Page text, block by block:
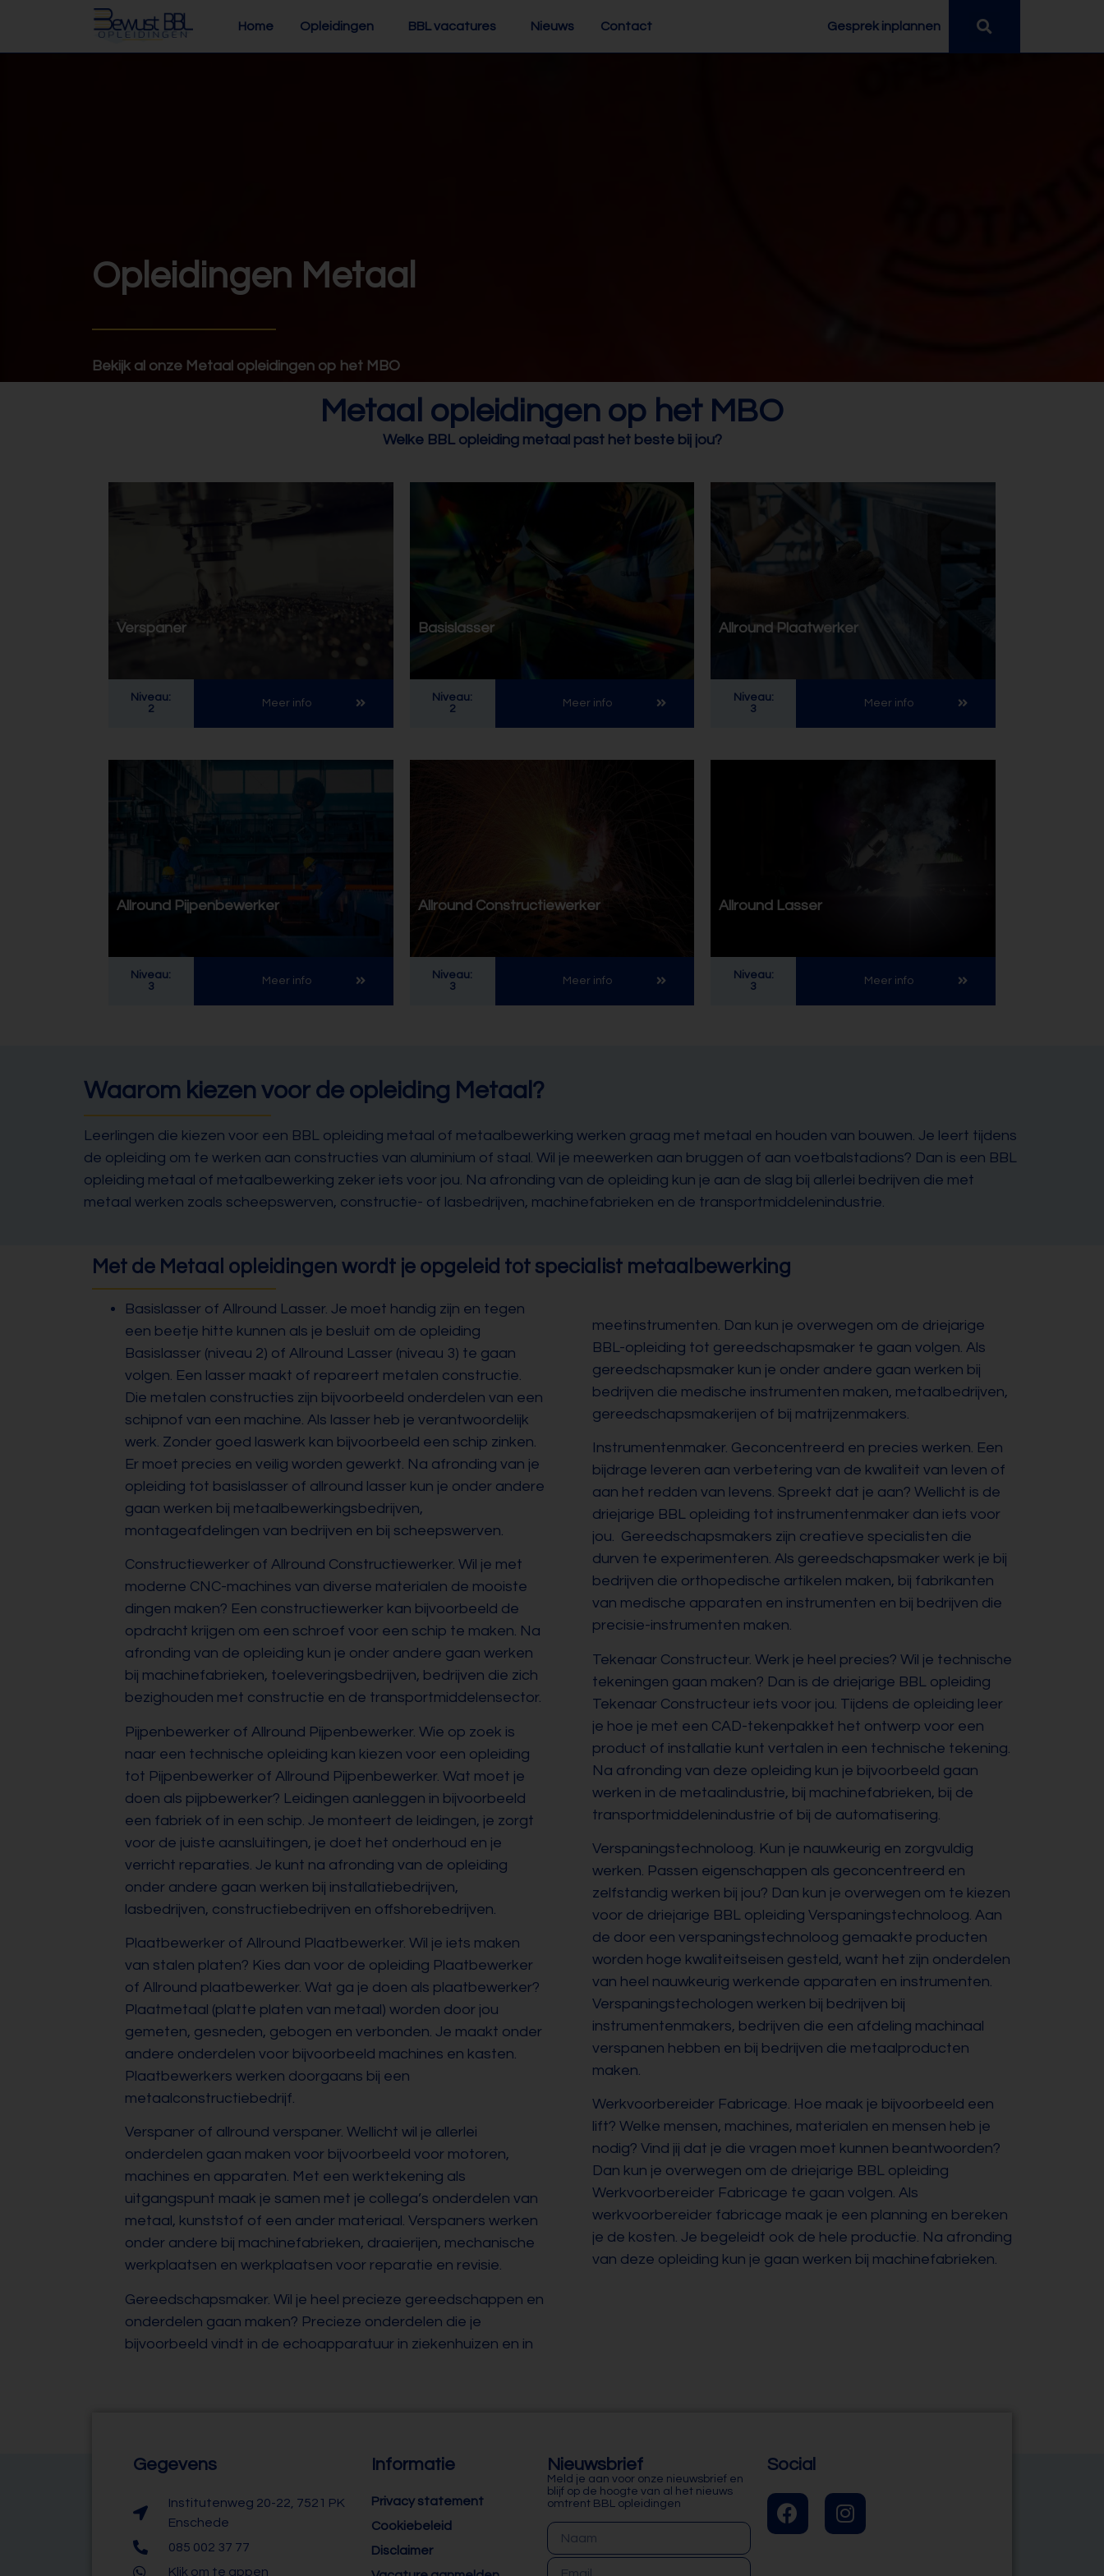
Home Opleidingen BBL vacatures Nieuws Contact Gesprek inplannen
Opleidingen Metaal
Bekijk al onze Metaal opleidingen op het MBO
Metaal opleidingen op het MBO
Welke BBL opleiding metaal past het beste bij jou?
Verspaner
Niveau:
2
Meer info
Basislasser
Niveau:
2
Meer info
Allround Plaatwerker
Niveau:
3
Meer info
Allround Pijpenbewerker
Niveau:
3
Meer info
Allround Constructiewerker
Niveau:
3
Meer info
Allround Lasser
Niveau:
3
Meer info
Waarom kiezen voor de opleiding Metaal?
Leerlingen die kiezen voor een BBL opleiding metaal of metaalbewerking werken graag met metaal en houden van bouwen. Je leert tijdens
de opleiding om te werken aan constructies van aluminium of staal. Wil je meewerken aan bruggen of aan voetbalstadions? Dan is een BBL
opleiding metaal of metaalbewerking zeker iets voor jou. Na afronding van de opleiding kun je aan de slag bij allerlei bedrijven die met
metaal werken zoals scheepswerven, constructie- of lasbedrijven, machinefabrieken en de transportmiddelenindustrie.
Met de Metaal opleidingen wordt je opgeleid tot specialist metaalbewerking
Basislasser of Allround Lasser. Je moet handig zijn en tegen
een beetje hitte kunnen als je besluit om de opleiding
Basislasser (niveau 2) of Allround Lasser (niveau 3) te gaan
volgen. Een lasser maakt of repareert metalen constructie.
Die metalen constructies zijn bijvoorbeeld onderdelen van een
schipnof van een machine. Als lasser heb je verantwoordelijk
werk. Zonder goed laswerk kan bijvoorbeeld een schip zinken.
Er moet precies en veilig worden gewerkt. Na afronding van je
opleiding tot basislasser of allround lasser kun je onder andere
gaan werken bij metaalbewerkingsbedrijven,
montageafdelingen van bedrijven en bij scheepswerven.
Constructiewerker of Allround Constructiewerker. Wil je met
moderne CNC-machines van diverse materialen de mooiste
dingen maken? Een constructiewerker kan bijvoorbeeld de
opdracht krijgen om een schroef voor een schip te maken. Na
afronding van de opleiding kun je onder andere gaan werken
bij machinefabrieken, toeleveringsbedrijven, bedrijven die zich
bezighouden met constructie en de transportmiddelensector.
Pijpenbewerker of Allround Pijpenbewerker. Wie op zoek is
naar een technische opleiding kan kiezen voor een opleiding
tot Pijpenbewerker of Allround Pijpenbewerker. Wat moet je
doen als pijpbewerker? Leidingen aanleggen in bijvoorbeeld
een fabriek of in een schip. Je monteert de leidingen, je zorgt
voor de juiste aansluitingen, je doet het onderhoud en je
verricht reparaties. Je kunt na afronding van de opleiding
onder andere gaan werken bij installatiebedrijven,
lasbedrijven, constructiebedrijven en offshorebedrijven.
Plaatbewerker of Allround Plaatbewerker. Wil je iets maken
van stalen platen? Kies dan voor de opleiding Plaatbewerker
of Allround plaatbewerker. Wat ga je doen als plaatbewerker?
Plaatmetaal (platte platen van metaal) worden door jou
gemeten, gesneden, gebogen en verbonden. Je maakt onder
andere onderdelen voor bijvoorbeeld machines en kasten.
Plaatbewerkers werken doorgaans bij een
metaalconstructiebedrijf.
Verspaner of allround verspaner. Wellicht wil je allerlei
onderdelen gaan maken voor bijvoorbeeld voor motoren,
machines en apparaten. Met een werktekening als
uitgangspunt maak je samen met je collega’s onderdelen van
metaal, kunststof of een ander materiaal. Verspaners werken
onder andere bij machinefabrieken, draaierijen, mechanische
werkplaatsen en werkplaatsen voor reparatie en revisie.
Gereedschapsmaker. Wil je heel precieze gereedschappen en
onderdelen gaan maken? Precieze onderdelen die je
bijvoorbeeld vindt in de echoapparatuur in ziekenhuizen en in
meetinstrumenten. Dan kun je overwegen om de driejarige
BBL-opleiding tot gereedschapsmaker te gaan volgen. Als
gereedschapsmaker kun je onder andere gaan werken bij
bedrijven die medische instrumenten maken, metaalbedrijven,
gereedschapsmakerijen of bij matrijzenmakers.
Instrumentenmaker. Geconcentreerd en precies werken. Een
bijdrage leveren aan verbetering van de kwaliteit van leven of
aan het redden van levens. Spreekt dat je aan? Wellicht is de
driejarige BBL opleiding tot instrumentenmaker dan iets voor
jou. Gereedschapsmakers zijn creatieve specialisten die
durven te experimenteren. Als gereedschapsmaker werk je bij
bedrijven die orthopedische artikelen maken, bij fabrikanten
van medische apparaten en instrumenten en bij bedrijven die
precisie-instrumenten maken.
Tekenaar Constructeur. Werk je heel precies? Wil je technische
tekeningen gaan maken? Dan is de driejarige BBL opleiding
Tekenaar Constructeur iets voor jou. Tijdens de opleiding leer
je hoe je met een CAD-tekenpakket het ontwerp voor een
product of installatie kunt vertalen in een technische tekening.
Na afronding van deze opleiding kun je bijvoorbeeld gaan
werken in de metaalindustrie, bij machinefabrieken, bij de
transportmiddelenindustrie of bij de automatisering.
Verspaningstechnoloog. Kun je nauwkeurig en zorgvuldig
werken. Passen eigenschappen als geconcentreerd en
zelfstandig werken bij jou? Dan kun je overwegen om te kiezen
voor de driejarige BBL opleiding Verspaningstechnoloog. Aan
de door een verspaningstechnoloog gemaakte producten
worden hoge kwaliteitseisen gesteld, want het zijn onderdelen
van heel nauwkeurig werkende apparaten en instrumenten.
Verspaningstechologen werken bij bedrijven bij
instrumentenmakers, bedrijven die een afdeling machinaal
verspanen hebben en bij bedrijven die metaalproducten
maken.
Werkvoorbereider Fabricage. Hoe maak je bijvoorbeeld een
lift? Welke mensen, machines, materialen en mensen heb je
nodig? Vind jij dat je die vragen moet kunnen beantwoorden?
Dan kun je overwegen om de driejarige BBL opleiding
Werkvoorbereider Fabricage te gaan volgen. Als
werkvoorbereider fabricage maak je een planning en bereken
je de kosten. Je begeleidt ook de hele productie. Na afronding
van deze opleiding kun je gaan werken bij machinefabrieken.
Gegevens
Institutenweg 20-22, 7521 PK
Enschede
085 002 37 77
Klik om te appen
Informatie
Privacy statement
Cookiebeleid
Disclaimer
Nieuwsbrief
Meld je aan voor onze nieuwsbrief en
blijf op de hoogte van al het nieuws
omtrent BBL opleidingen
Social